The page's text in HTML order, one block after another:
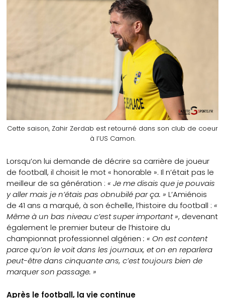
Cette saison, Zahir Zerdab est retourné dans son club de coeur
à l’US Camon.
Lorsqu’on lui demande de décrire sa carrière de joueur
de football, il choisit le mot « honorable ». Il n’était pas le
meilleur de sa génération :« Je me disais que je pouvais
y aller mais je n’étais pas obnubilé par ça. » L’Amiénois
de 41 ans a marqué, à son échelle, l’histoire du football :«
Même à un bas niveau c’est super important », devenant
également le premier buteur de l’histoire du
championnat professionnel algérien: « On est content
parce qu’on le voit dans les journaux, et on en reparlera
peut-être dans cinquante ans, c’est toujours bien de
marquer son passage. »
Après le football, la vie continue